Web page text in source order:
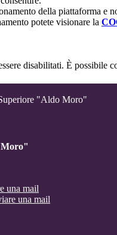
della piattaforma e
potete visionare la
disabilitati. È possibile
"Aldo Moro"
Moro"
una mail
una mail